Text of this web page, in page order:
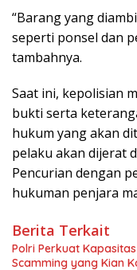
“Barang yang
seperti ponsel dan
tambahnya.
Saat ini, kepolisian
bukti serta
hukum yang akan
pelaku akan dijerat
Pencurian dengan
hukuman penjara
Berita Terkait
Polri Perkuat
Scamming yang Kian